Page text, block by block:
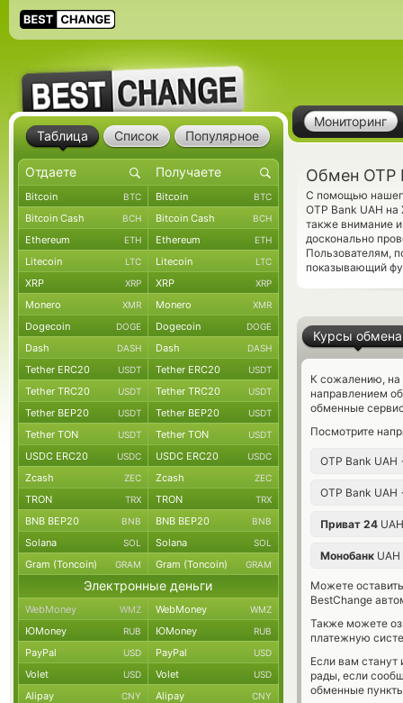
Мониторинг
Обмен OTP
С помощью
OTP Bank UAH
также внимание
досконально
Пользователям,
показывающий
Курсы обмена
К сожалению, на
направлением
обменные
Посмотрите
OTP Bank UAH
OTP Bank UAH
Приват 24
Монобанк UAH
Можете
BestChange
Также можете
платежную
Если вам
рады, если
обменные
Таблица Список Популярное
Bitcoin BTC Bitcoin BTC
Bitcoin Cash BCH Bitcoin Cash BCH
Ethereum ETH Ethereum ETH
Litecoin LTC Litecoin LTC
XRP XRP XRP XRP
Monero XMR Monero XMR
Dogecoin DOGE Dogecoin DOGE
Dash DASH Dash DASH
Tether ERC20 USDT Tether ERC20 USDT
Tether TRC20 USDT Tether TRC20 USDT
Tether BEP20 USDT Tether BEP20 USDT
Tether TON USDT Tether TON USDT
USDC ERC20 USDC USDC ERC20 USDC
Zcash ZEC Zcash ZEC
TRON TRX TRON TRX
BNB BEP20 BNB BNB BEP20 BNB
Solana SOL Solana SOL
Gram (Toncoin) GRAM Gram (Toncoin) GRAM
Электронные деньги
WebMoney WMZ WebMoney WMZ
ЮMoney RUB ЮMoney RUB
PayPal USD PayPal USD
Volet USD Volet USD
Alipay CNY Alipay CNY